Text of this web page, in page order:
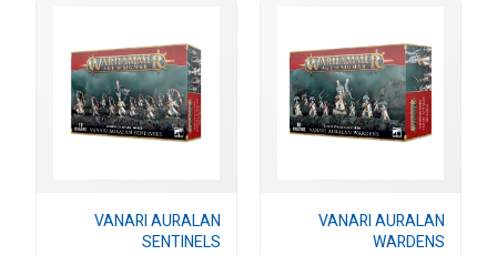
VANARI AURALAN
WARDENS
VANARI AURALAN
SENTINELS